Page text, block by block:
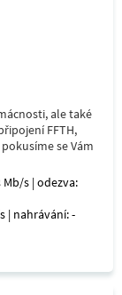
ale také
FFTH,
se Vám
s | odezva:
| nahrávání: -